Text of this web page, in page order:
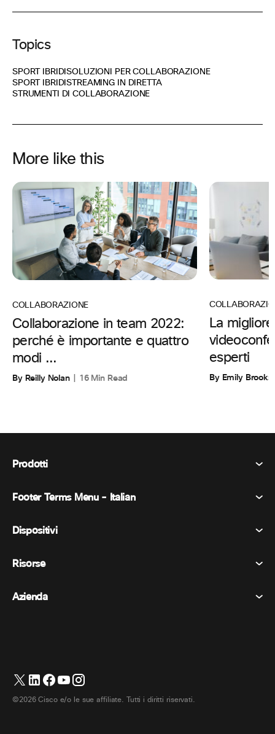
Topics
SPORT IBRIDISOLUZIONI PER COLLABORAZIONE
SPORT IBRIDISTREAMING IN DIRETTA
STRUMENTI DI COLLABORAZIONE
More like this
COLLABORAZIONE
Collaborazione in team 2022:
perché è importante e quattro
modi ...
By Reilly Nolan 16 Min Read
La
esperti
By Emily Brooks
Prodotti
Webex Suite
Messaggistica
Eventi
Lavagna bianca
Footer Terms Menu - Italian
Termini e condizioni
Marchi
English (Inglese)
Dispositivi
Dispositivi della stanza
Cuffie
Risorse
Prezzi
Azienda
Contatta il supporto
Contatta il reparto vendite
©2026 Cisco e/o le sue affiliate. Tutti i diritti riservati.